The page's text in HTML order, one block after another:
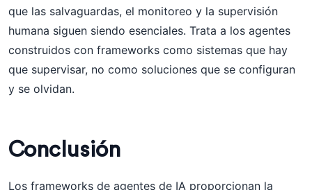
que las salvaguardas, el monitoreo y la supervisión
humana siguen siendo esenciales. Trata a los agentes
construidos con frameworks como sistemas que hay
que supervisar, no como soluciones que se configuran
y se olvidan.
Conclusión
Los frameworks de agentes de IA proporcionan la